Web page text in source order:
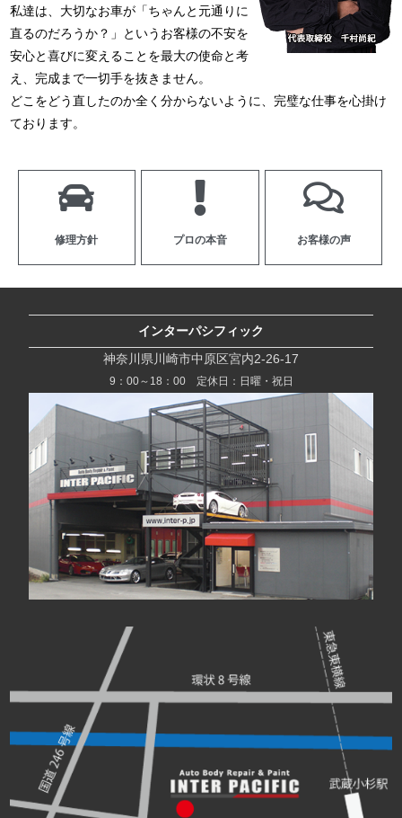
私達は、大切なお車が「ちゃんと元通りに
直るのだろうか？」というお客様の不安を
安心と喜びに変えることを最大の使命と考
え、完成まで一切手を抜きません。
どこをどう直したのか全く分からないように、完璧な仕事を心掛け
ております。
修理方針 プロの本音 お客様の声
インターパシフィック
神奈川県川崎市中原区宮内2-26-17
9：00～18：00 定休日：日曜・祝日